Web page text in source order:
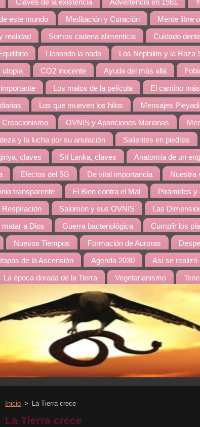
Claves de la existencia Advertencia en 1981
este mundo Meditación y Curación Mente libre
realidad Somos cadena alimenticia Cuidado
Llenando la nada Los Nephilim y la Raza
utopía CO2 inocente Ayuda del más allá
Los malos de la película El camino
Los que mueven los hilos Mensajes
Creacionismo OVNIS y Apariciones Marianas
y la lucha por su anulación Salientes en piedras
claves Sri Lanka, claves Anatomía de un
Efectos del 5G De vital importancia Nuestra
transparente El Bien contra el Mal Pirámides y
Respiración Salomón y sus OVNIS Las
matar a Dios Guerra bacteriológica Cumplir los
Nuevos Tiempos Formación de Auroras
de la Ascensión Agenda 2030 Así se realizó
La época dorada de la Tierra Vegetarianismo
Inicio > La Tierra crece
La Tierra crece